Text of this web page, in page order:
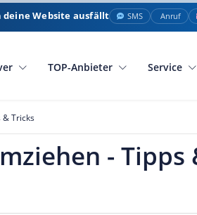
deine Website ausfällt SMS Anruf
TOP-Anbieter Service
& Tricks
- Tipps